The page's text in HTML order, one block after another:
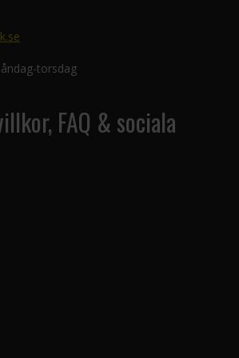
torsdag
FAQ & sociala